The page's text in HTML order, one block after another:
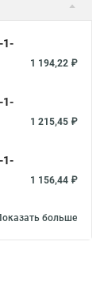
1-
1 194,22 ₽
1-
1 215,45 ₽
1-
1 156,44 ₽
больше